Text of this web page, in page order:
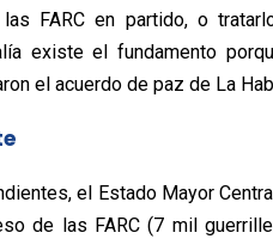
FARC en partido, o
existe el fundamento
el acuerdo de paz de La
el Estado Mayor
de las FARC (7 mil